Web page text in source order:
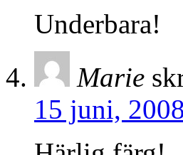
Underbara!
Marie
15 juni,